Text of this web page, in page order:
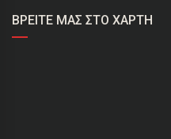
ΒΡΕΊΤΕ ΜΑΣ ΣΤΟ ΧΆΡΤΗ